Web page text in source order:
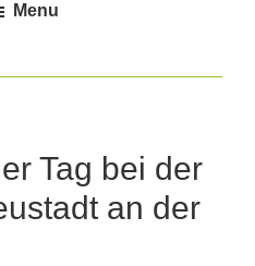
Menu
Tag bei der
an der